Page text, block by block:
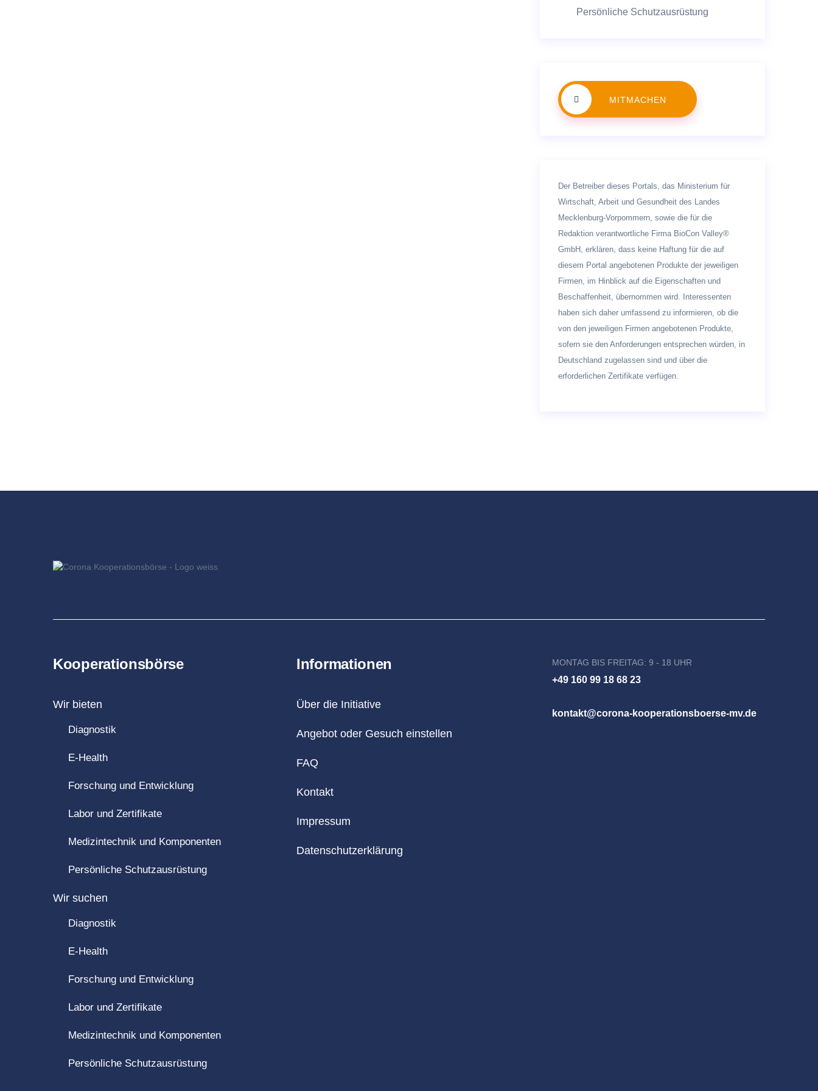
Persönliche Schutzausrüstung
MITMACHEN
Der Betreiber dieses Portals, das Ministerium für
Wirtschaft, Arbeit und Gesundheit des Landes
Mecklenburg-Vorpommern, sowie die für die
Redaktion verantwortliche Firma BioCon Valley®
GmbH, erklären, dass keine Haftung für die auf
diesem Portal angebotenen Produkte der jeweiligen
Firmen, im Hinblick auf die Eigenschaften und
Beschaffenheit, übernommen wird. Interessenten
haben sich daher umfassend zu informieren, ob die
von den jeweiligen Firmen angebotenen Produkte,
sofern sie den Anforderungen entsprechen würden, in
Deutschland zugelassen sind und über die
erforderlichen Zertifikate verfügen.
Kooperationsbörse
Wir bieten
Diagnostik
E-Health
Forschung und Entwicklung
Labor und Zertifikate
Medizintechnik und Komponenten
Persönliche Schutzausrüstung
Wir suchen
Diagnostik
E-Health
Forschung und Entwicklung
Labor und Zertifikate
Medizintechnik und Komponenten
Persönliche Schutzausrüstung
Informationen
Über die Initiative
Angebot oder Gesuch einstellen
FAQ
Kontakt
Impressum
Datenschutzerklärung
MONTAG BIS FREITAG: 9 - 18 UHR
+49 160 99 18 68 23
kontakt@corona-kooperationsboerse-mv.de